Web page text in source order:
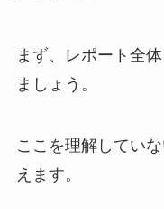
まず、レポート全
ましょう。
ここを理解してい
えます。